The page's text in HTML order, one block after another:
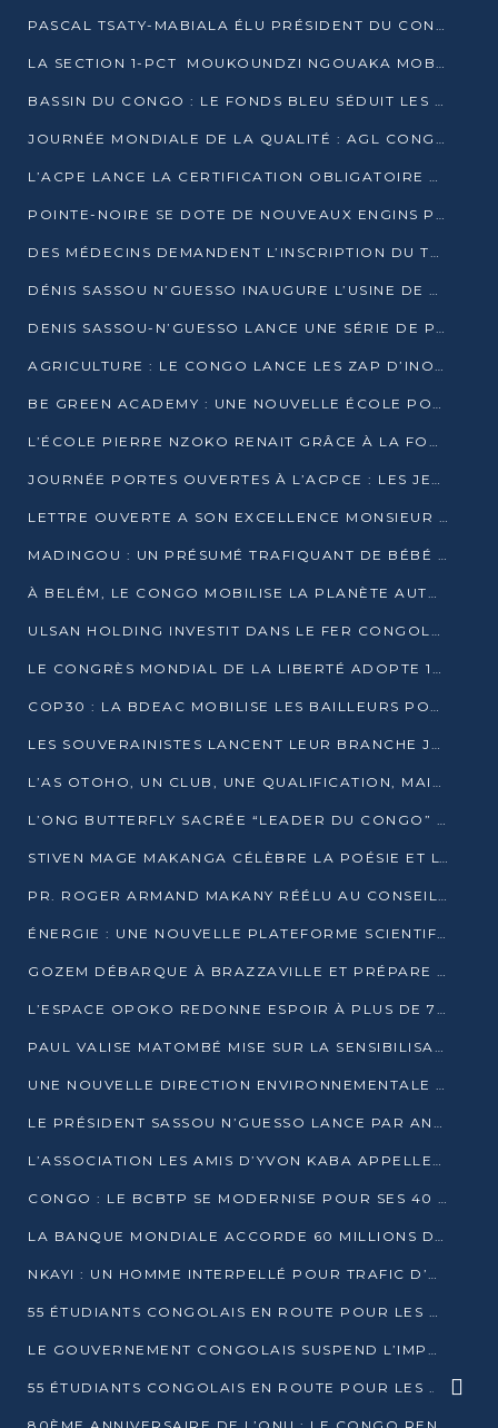
PASCAL TSATY-MABIALA ÉLU PRÉSIDENT DU CONSEIL NATIONAL DE L’UPADS
LA SECTION 1-PCT MOUKOUNDZI NGOUAKA MOBILISE 100 000 FCFA POUR LE 6ᵉ CONGRÈS DU PARTI
BASSIN DU CONGO : LE FONDS BLEU SÉDUIT LES BAILLEURS À BELÉM
JOURNÉE MONDIALE DE LA QUALITÉ : AGL CONGO FORME ET SENSIBILISE LES JEUNES TALENTS
L’ACPE LANCE LA CERTIFICATION OBLIGATOIRE DES CONTRATS DE TRAVAIL DES TRANSPORTEURS
POINTE-NOIRE SE DOTE DE NOUVEAUX ENGINS POUR L’ASSAINISSEMENT ET L’ENTRETIEN ROUTIER
DES MÉDECINS DEMANDENT L’INSCRIPTION DU TRAITEMENT DU PIED-BOT DANS LES CURSUS UNIVERSITAIRES
DÉNIS SASSOU N’GUESSO INAUGURE L’USINE DE VALORISATION DU GAZ ASSOCIÉ
DENIS SASSOU-N’GUESSO LANCE UNE SÉRIE DE PROJETS DANS LE KOUILOU
AGRICULTURE : LE CONGO LANCE LES ZAP D’INONI ET YONO
BE GREEN ACADEMY : UNE NOUVELLE ÉCOLE POUR LES MÉTIERS DE L’ÉCOLOGIE À POINTE-NOIRE
L’ÉCOLE PIERRE NZOKO RENAIT GRÂCE À LA FONDATION MUCODEC
JOURNÉE PORTES OUVERTES À L’ACPCE : LES JEUNES EN IMMERSION DANS L’ENTREPRISE
LETTRE OUVERTE A SON EXCELLENCE MONSIEUR DENIS SASSOU NGUESSO, PRESIDENT DE LAREPUBLIQUE DU CONGO
MADINGOU : UN PRÉSUMÉ TRAFIQUANT DE BÉBÉ CHIMPANZÉ FIXÉ SUR SON SORT LE 20 NOVEMBRE
À BELÉM, LE CONGO MOBILISE LA PLANÈTE AUTOUR DU FONDS BLEU POUR LE BASSIN DU CONGO
ULSAN HOLDING INVESTIT DANS LE FER CONGOLAIS
LE CONGRÈS MONDIAL DE LA LIBERTÉ ADOPTE 14 RÉSOLUTIONS HISTORIQUES
COP30 : LA BDEAC MOBILISE LES BAILLEURS POUR LE FONDS BLEU DU BASSIN DU CONGO
LES SOUVERAINISTES LANCENT LEUR BRANCHE JEUNE À BRAZZAVILLE
L’AS OTOHO, UN CLUB, UNE QUALIFICATION, MAIS ENCORE DES DOUTES
L’ONG BUTTERFLY SACRÉE “LEADER DU CONGO” AU PRIX D’EXCELLENCE 2025
STIVEN MAGE MAKANGA CÉLÈBRE LA POÉSIE ET L’HUMAIN AVEC SON RECUEIL “HECTARE”
PR. ROGER ARMAND MAKANY RÉÉLU AU CONSEIL DE L’AUF
ÉNERGIE : UNE NOUVELLE PLATEFORME SCIENTIFIQUE POUR LA TRANSITION ÉNERGÉTIQUE EN AFRIQUE CENTRALE
GOZEM DÉBARQUE À BRAZZAVILLE ET PRÉPARE SON ARRIVÉE À POINTE-NOIRE
L’ESPACE OPOKO REDONNE ESPOIR À PLUS DE 775 ÉLÈVES AUTOCHTONES DANS LE NORD DU CONGO
PAUL VALISE MATOMBÉ MISE SUR LA SENSIBILISATION POUR ÉRAQUER LE GRAND BANDITISME
UNE NOUVELLE DIRECTION ENVIRONNEMENTALE POUR RENFORCER LA GESTION DES DONNÉES AU CONGO
LE PRÉSIDENT SASSOU N’GUESSO LANCE PAR ANTICIPATION LA 39ÈME JOURNÉE NATIONALE DE L’ARBRE
L’ASSOCIATION LES AMIS D’YVON KABA APPELLENT DENIS SASSOU N’GUESSO À SE PORTER CANDIDAT
CONGO : LE BCBTP SE MODERNISE POUR SES 40 ANS D’EXISTENCE
LA BANQUE MONDIALE ACCORDE 60 MILLIONS DE DOLLARS POUR LA RÉSILIENCE URBAINE AU CONGO
NKAYI : UN HOMME INTERPELLÉ POUR TRAFIC D’UN BÉBÉ CHIMPANZÉ
55 ÉTUDIANTS CONGOLAIS EN ROUTE POUR LES UNIVERSITÉS ALGÉRIENNES
LE GOUVERNEMENT CONGOLAIS SUSPEND L’IMPORTATION DES MACHETTES ET DES MOTOS
55 ÉTUDIANTS CONGOLAIS EN ROUTE POUR LES UNIVERSITÉS ALGÉRIENNES